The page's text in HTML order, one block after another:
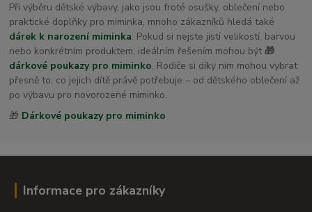
Při výběru dětské výbavy, jako jsou froté osušky, oblečení nebo
praktické doplňky pro miminka, mnoho zákazníků hledá také
dárek k narození miminka. Pokud si nejste jistí velikostí, barvou
nebo konkrétním produktem, ideálním řešením mohou být 🎁
dárkové poukazy pro miminko. Rodiče si díky nim mohou vybrat
přesně to, co jejich dítě právě potřebuje – od dětského oblečení až
po výbavu pro novorozené miminko.
🎁 Dárkové poukazy pro miminko
Informace pro zákazníky